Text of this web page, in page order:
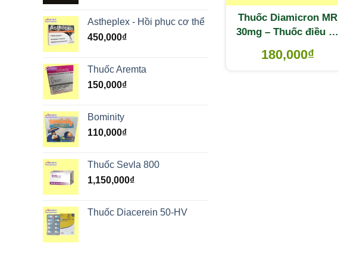
Astheplex - Hồi phục cơ thể
450,000₫
Thuốc Aremta
150,000₫
Bominity
110,000₫
Thuốc Sevla 800
1,150,000₫
Thuốc Diacerein 50-HV
Thuốc Diamicron MR
30mg – Thuốc điều trị
2
180,000₫